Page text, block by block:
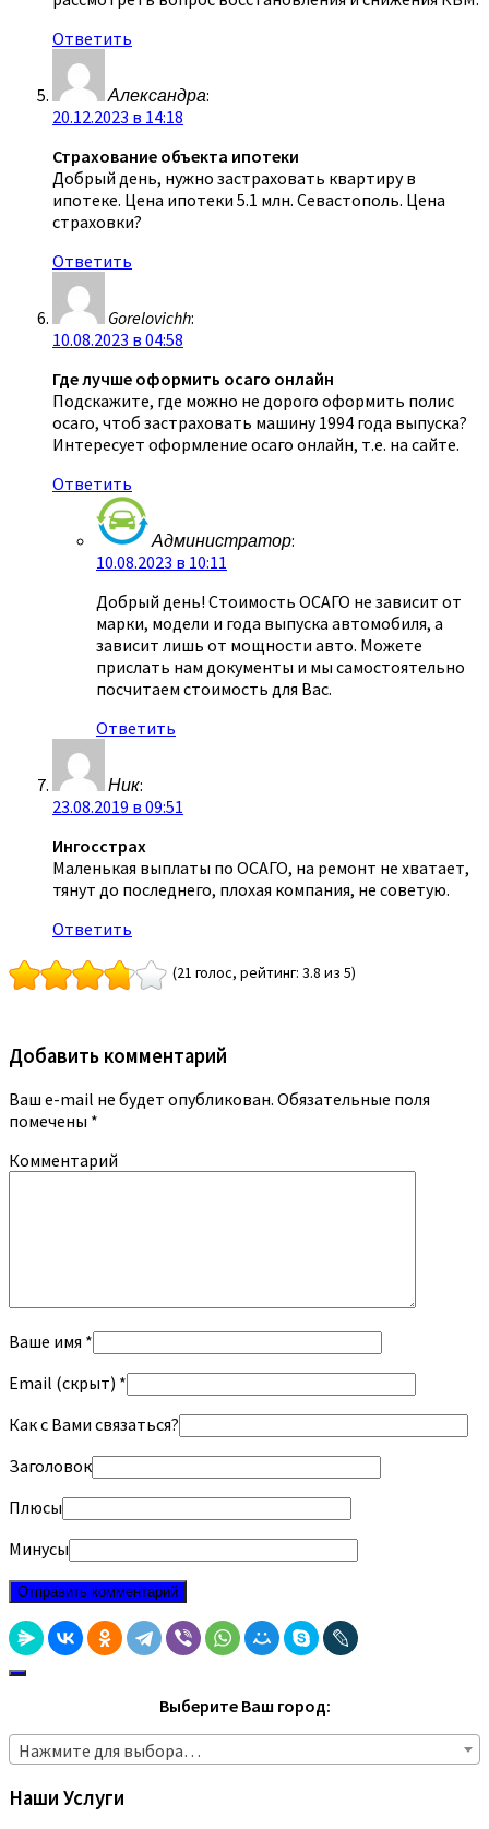
Ответить
Александра:
20.12.2023 в 14:18
Страхование объекта ипотеки
Добрый день, нужно застраховать квартиру в
ипотеке. Цена ипотеки 5.1 млн. Севастополь. Цена
страховки?
Ответить
Gorelovichh:
10.08.2023 в 04:58
Где лучше оформить осаго онлайн
Подскажите, где можно не дорого оформить полис
осаго, чтоб застраховать машину 1994 года выпуска?
Интересует оформление осаго онлайн, т.е. на сайте.
Ответить
Администратор:
10.08.2023 в 10:11
Добрый день! Стоимость ОСАГО не зависит от
марки, модели и года выпуска автомобиля, а
зависит лишь от мощности авто. Можете
прислать нам документы и мы самостоятельно
посчитаем стоимость для Вас.
Ответить
Ник:
23.08.2019 в 09:51
Ингосстрах
Маленькая выплаты по ОСАГО, на ремонт не хватает,
тянут до последнего, плохая компания, не советую.
Ответить
(21 голос, рейтинг: 3.8 из 5)
Добавить комментарий
Ваш e-mail не будет опубликован. Обязательные поля
помечены *
Комментарий
Ваше имя *
Email (скрыт) *
Как с Вами связаться?
Заголовок
Плюсы
Минусы
Выберите Ваш город:
Нажмите для выбора…
Наши Услуги